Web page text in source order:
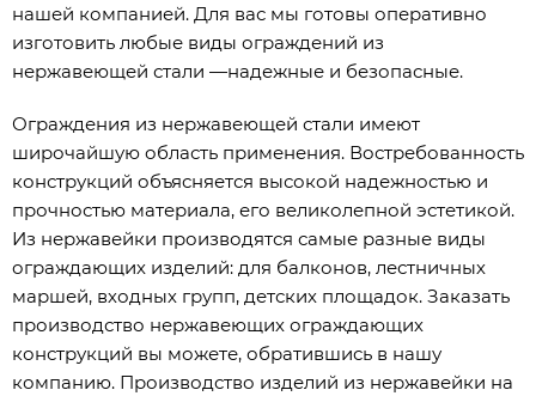
нашей компанией. Для вас мы готовы оперативно
изготовить любые виды ограждений из
нержавеющей стали —надежные и безопасные.
Ограждения из нержавеющей стали имеют
широчайшую область применения. Востребованность
конструкций объясняется высокой надежностью и
прочностью материала, его великолепной эстетикой.
Из нержавейки производятся самые разные виды
ограждающих изделий: для балконов, лестничных
маршей, входных групп, детских площадок. Заказать
производство нержавеющих ограждающих
конструкций вы можете, обратившись в нашу
компанию. Производство изделий из нержавейки на